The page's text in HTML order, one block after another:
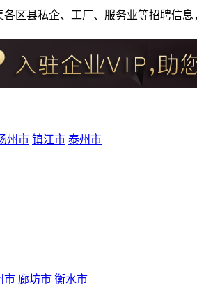
区县私企、工厂、服务业等招聘信
州市 镇江市 泰州市
市 廊坊市 衡水市